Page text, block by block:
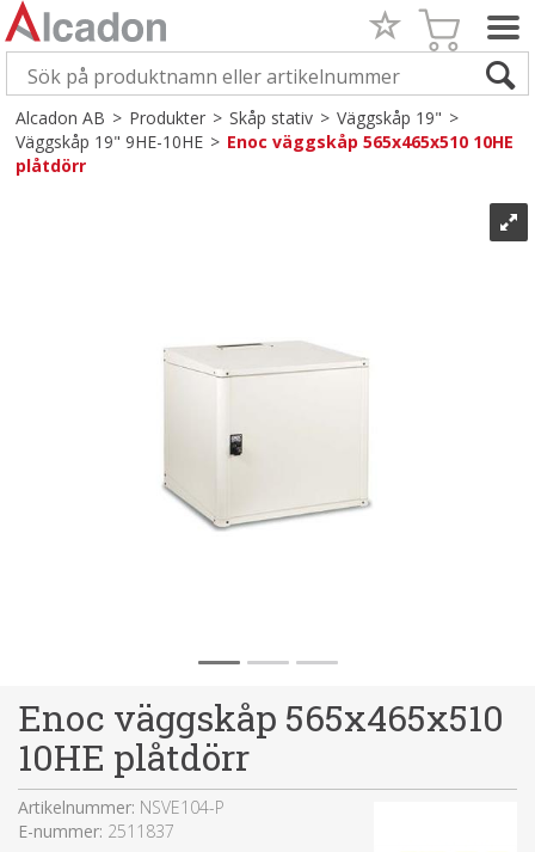
Alcadon AB>Produkter>Skåp stativ>Väggskåp 19">
Väggskåp 19" 9HE-10HE>Enoc väggskåp 565x465x510 10HE
plåtdörr
Enoc väggskåp 565x465x510
10HE plåtdörr
Artikelnummer: NSVE104-P
E-nummer: 2511837